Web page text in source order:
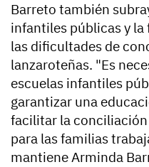
Barreto también
infantiles públicas y la
las dificultades de
lanzaroteñas. "Es
escuelas infantiles
garantizar una
facilitar la
para las familias
mantiene Arminda